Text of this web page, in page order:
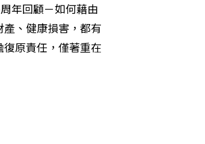
年回顧－如何藉由
、健康損害，都有
原責任，僅著重在